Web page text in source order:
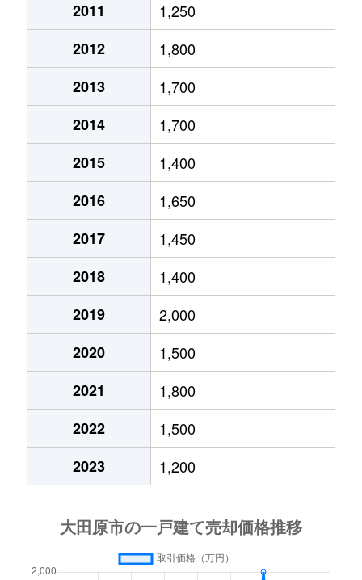
900万円 西那須野
3,300万円 西那須野
5,800万円 西那須野
5,000万円 西那須野
中田原
300万円 西那須野
中田原
6,900万円 西那須野
中田原
1,000万円 西那須野
中野内
100万円 黒磯
1,000万円 野崎(栃木)
富士見
2,400万円 西那須野
富士見
1,900万円 西那須野
富士見
1,900万円 西那須野
2011
1,250
2012
1,800
2013
1,700
2014
1,700
2015
1,400
2016
1,650
2017
1,450
2018
1,400
2019
2,000
2020
1,500
2021
1,800
2022
1,500
2023
1,200